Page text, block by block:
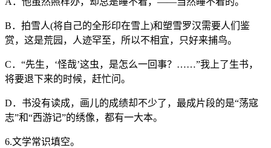
B．拍雪人(将自己的全形印在雪上)和塑雪罗汉需要人们鉴
赏，这是荒园，人迹罕至，所以不相宜，只好来捕鸟。
C．“先生，‘怪哉’这虫，是怎么一回事？……”我上了生书，
将要退下来的时候，赶忙问。
D．书没有读成，画儿的成绩却不少了，最成片段的是“荡寇
志”和“西游记”的绣像，都有一大本。
6.文学常识填空。